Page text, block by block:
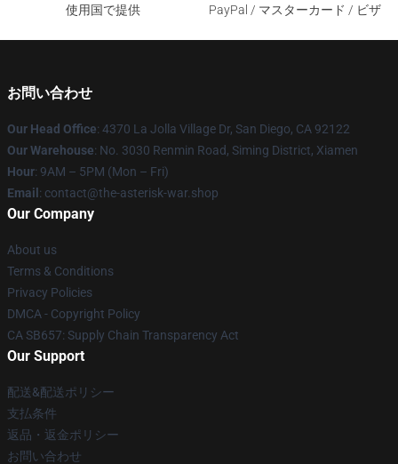
使用国で提供
PayPal / マスターカード / ビザ
お問い合わせ
Our Head Office: 4370 La Jolla Village Dr, San Diego, CA 92122
Our Warehouse: No. 3030 Renmin Road, Siming District, Xiamen
Hour: 9AM – 5PM (Mon – Fri)
Email : contact@the-asterisk-war.shop
Our Company
About us
Terms & Conditions
Privacy Policies
DMCA - Copyright Policy
CA SB657: Supply Chain Transparency Act
Our Support
配送&配送ポリシー
支払条件
返品・返金ポリシー
お問い合わせ